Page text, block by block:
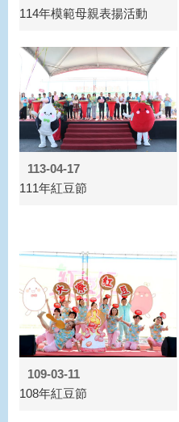
114年模範母親表揚活動
113-04-17
111年紅豆節
109-03-11
108年紅豆節